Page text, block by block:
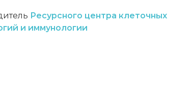
Ресурсного центра клеточных
и иммунологии